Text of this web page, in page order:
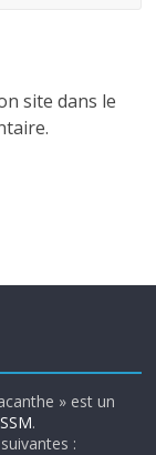
site dans le
» est un
.
: